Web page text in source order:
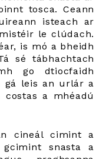
tosca. Ceann
isteach ar
le clúdach.
is mó a bheidh
sé tábhachtach
go dtiocfaidh
gá leis an urlár a
a mhéadú
cineál cimint a
snasta a